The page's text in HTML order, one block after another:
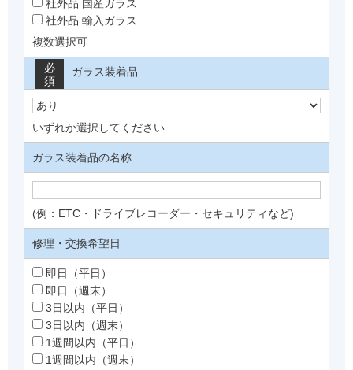
社外品 国産ガラス
社外品 輸入ガラス
複数選択可
ガラス装着品
必
須
いずれか選択してください
ガラス装着品の名称
(例：ETC・ドライブレコーダー・セキュリティなど)
修理・交換希望日
即日（平日）
即日（週末）
3日以内（平日）
3日以内（週末）
1週間以内（平日）
1週間以内（週末）